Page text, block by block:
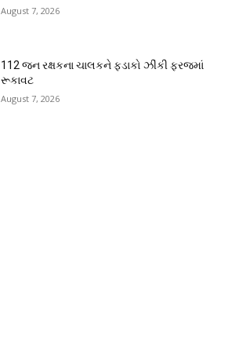
August 7, 2026
112 જન રક્ષકના ચાલકને ફડાકો ઝીંકી ફરજમાં
રૂકાવટ
August 7, 2026